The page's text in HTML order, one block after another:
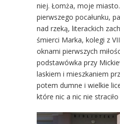
niej. Łomża, moje
pierwszego pocałunku,
nad rzeką, literackich
śmierci Marka, kolegi z
oknami pierwszych
podstawówka przy
laskiem i mieszkaniem
potem dumne i wielkie
które nic a nic nie